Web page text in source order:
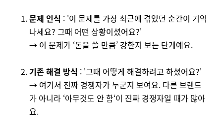
문제 인식 : '이 문제를 가장 최근에 겪었던 순간이 기억
나세요? 그때 어떤 상황이셨어요?'
→ 이 문제가 ‘돈을 쓸 만큼’ 강한지 보는 단계예요.
기존 해결 방식 : '그때 어떻게 해결하려고 하셨어요?'
→ 여기서 진짜 경쟁자가 누군지 보여요. 다른 브랜드
가 아니라 ‘아무것도 안 함‘이 진짜 경쟁자일 때가 많아
요.